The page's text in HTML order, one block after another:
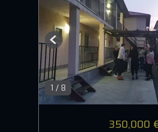
1 / 8
Previous
350,000